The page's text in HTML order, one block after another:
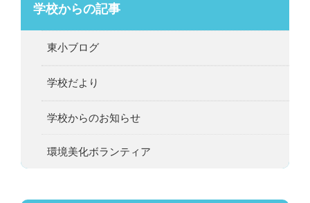
学校からの記事
東小ブログ
学校だより
学校からのお知らせ
環境美化ボランティア